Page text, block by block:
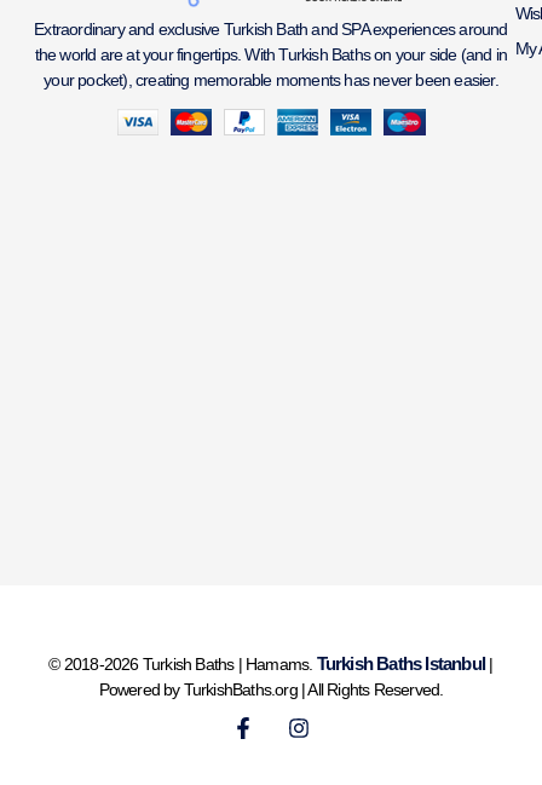
Extraordinary and exclusive Turkish Bath and SPA experiences around
the world are at your fingertips. With Turkish Baths on your side (and in
your pocket), creating memorable moments has never been easier.
My
© 2018-2026 Turkish Baths | Hamams. Turkish Baths Istanbul |
Powered by TurkishBaths.org | All Rights Reserved.
F
I